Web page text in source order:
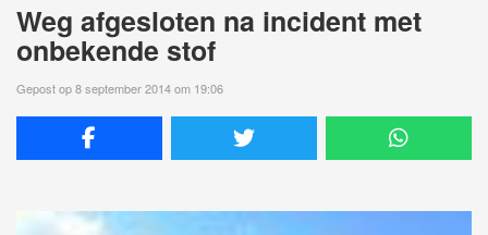
Weg afgesloten na incident met
onbekende stof
Gepost op 8 september 2014 om 19:06